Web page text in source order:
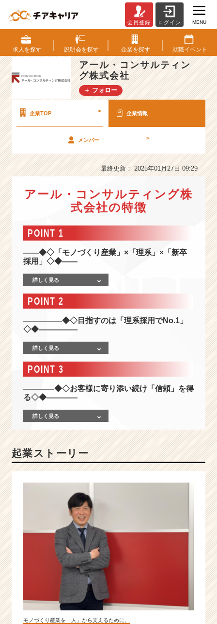
ー
ル・
コ
ン
サ
ル
テ
グ
株
会
社
情
【6
7
学
援
実
績】
倒
的
を
す
る
の
リ
ー
ダ
ー
求
|
ベ
チ
ー・
会員登録 ログイン MENU
求人を探す 説明会を探す 企業を探す 就職イベント
アール・コンサルティン
グ株式会社
＋ フォロー
企業TOP > 企業情報
メンバー >
最終更新： 2025年01月27日 09:29
アール・コンサルティング株
式会社の特徴
POINT 1
――◆◇「モノづくり産業」×「理系」×「新卒
採用」◇◆――
詳しく見る
POINT 2
―――――◆◇目指すのは「理系採用でNo.1」
◇◆―――――
詳しく見る
POINT 3
――――◆◇お客様に寄り添い続け「信頼」を得
る◇◆――――
詳しく見る
起業ストーリー
モノづくり産業を「人」から支えるために。